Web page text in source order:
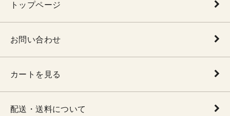
トップページ
お問い合わせ
カートを見る
配送・送料について